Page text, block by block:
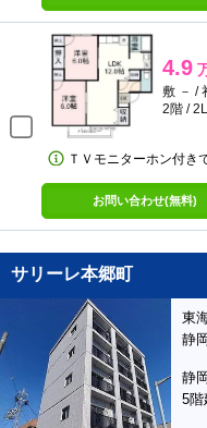
4.9
敷 － /
2階 /
ＴＶモニターホン付き
お問い合わせ(無料)
サリーレ本郷町
東
静
静
5階